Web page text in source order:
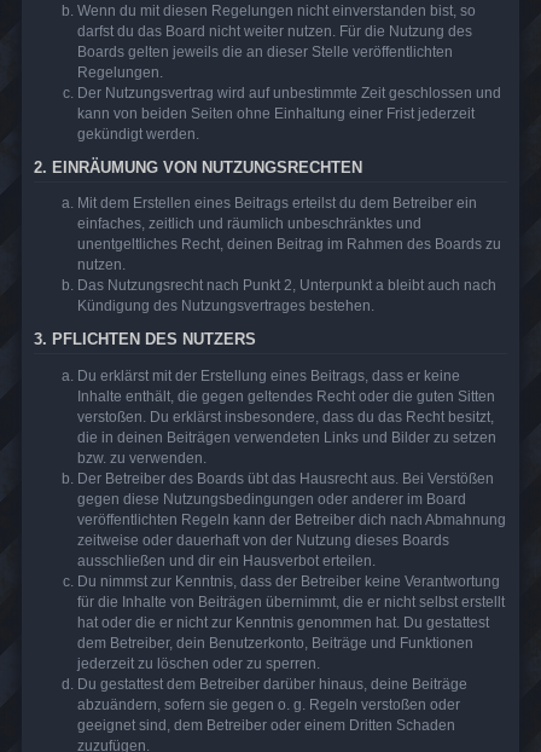
Wenn du mit diesen Regelungen nicht einverstanden bist, so
darfst du das Board nicht weiter nutzen. Für die Nutzung des
Boards gelten jeweils die an dieser Stelle veröffentlichten
Regelungen.
Der Nutzungsvertrag wird auf unbestimmte Zeit geschlossen und
kann von beiden Seiten ohne Einhaltung einer Frist jederzeit
gekündigt werden.
2. EINRÄUMUNG VON NUTZUNGSRECHTEN
Mit dem Erstellen eines Beitrags erteilst du dem Betreiber ein
einfaches, zeitlich und räumlich unbeschränktes und
unentgeltliches Recht, deinen Beitrag im Rahmen des Boards zu
nutzen.
Das Nutzungsrecht nach Punkt 2, Unterpunkt a bleibt auch nach
Kündigung des Nutzungsvertrages bestehen.
3. PFLICHTEN DES NUTZERS
Du erklärst mit der Erstellung eines Beitrags, dass er keine
Inhalte enthält, die gegen geltendes Recht oder die guten Sitten
verstoßen. Du erklärst insbesondere, dass du das Recht besitzt,
die in deinen Beiträgen verwendeten Links und Bilder zu setzen
bzw. zu verwenden.
Der Betreiber des Boards übt das Hausrecht aus. Bei Verstößen
gegen diese Nutzungsbedingungen oder anderer im Board
veröffentlichten Regeln kann der Betreiber dich nach Abmahnung
zeitweise oder dauerhaft von der Nutzung dieses Boards
ausschließen und dir ein Hausverbot erteilen.
Du nimmst zur Kenntnis, dass der Betreiber keine Verantwortung
für die Inhalte von Beiträgen übernimmt, die er nicht selbst erstellt
hat oder die er nicht zur Kenntnis genommen hat. Du gestattest
dem Betreiber, dein Benutzerkonto, Beiträge und Funktionen
jederzeit zu löschen oder zu sperren.
Du gestattest dem Betreiber darüber hinaus, deine Beiträge
abzuändern, sofern sie gegen o. g. Regeln verstoßen oder
geeignet sind, dem Betreiber oder einem Dritten Schaden
zuzufügen.